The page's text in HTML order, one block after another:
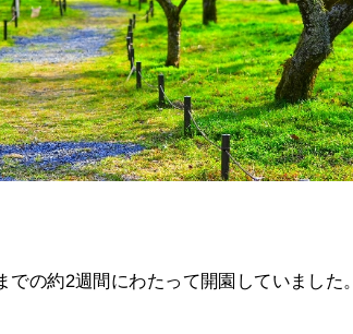
の約2週間にわたって開園していました。